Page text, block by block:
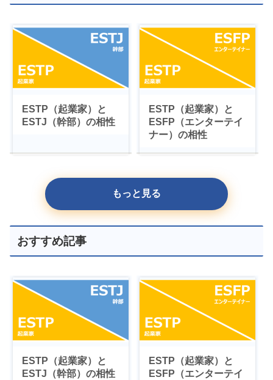
ESTP（起業家）と
ESTJ（幹部）の相性
ESTP（起業家）と
ESFP（エンターテイ
ナー）の相性
もっと見る
おすすめ記事
ESTP（起業家）と
ESTJ（幹部）の相性
ESTP（起業家）と
ESFP（エンターテイ